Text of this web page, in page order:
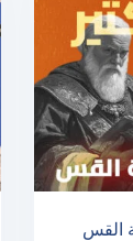
القس